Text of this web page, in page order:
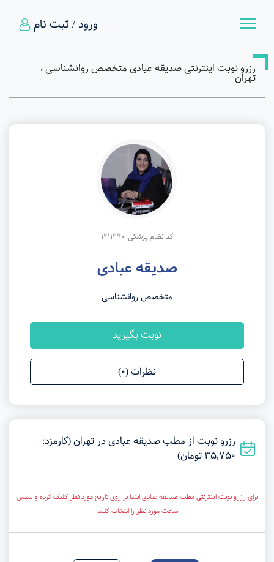
ورود / ثبت نام
رزرو نوبت اینترنتی صدیقه عبادی متخصص روانشناسی ،
تهران
کد نظام پزشکی: 1411490
صدیقه عبادی
متخصص روانشناسی
نوبت بگیرید
نظرات (0)
رزرو نوبت از مطب صدیقه عبادی در تهران (کارمزد:
35,750 تومان)
برای رزرو نوبت اینترنتی مطب صدیقه عبادی ابتدا بر روی تاریخ مورد نظر کلیک کرده و سپس
ساعت مورد نظر را انتخاب کنید.